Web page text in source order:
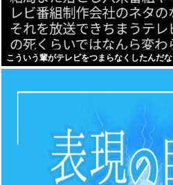
こういう輩がテレビをつまらなくしたんだな